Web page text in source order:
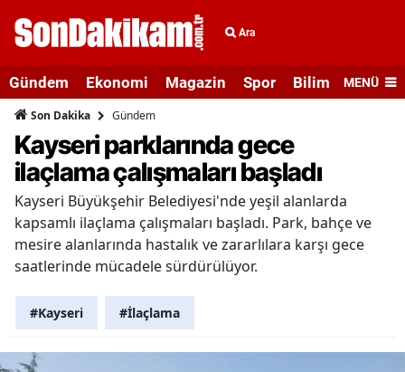
Ara
Gündem Ekonomi Magazin Spor Bilim veMENÜ
Son Dakika Gündem
Kayseri parklarında gece
ilaçlama çalışmaları başladı
Kayseri Büyükşehir Belediyesi'nde yeşil alanlarda
kapsamlı ilaçlama çalışmaları başladı. Park, bahçe ve
mesire alanlarında hastalık ve zararlılara karşı gece
saatlerinde mücadele sürdürülüyor.
#Kayseri #İlaçlama